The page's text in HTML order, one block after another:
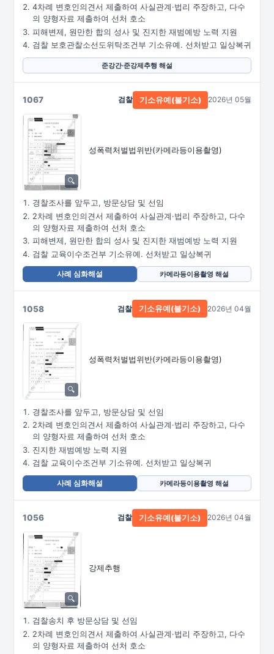
4차례 변호인의견서 제출하여 사실관계·법리 주장하고, 다수
의 양형자료 제출하여 선처 호소
피해변제, 원만한 합의 성사 및 진지한 재범예방 노력 지원
검찰 보호관찰소선도위탁조건부 기소유예. 선처받고 일상복귀
준강간·준강제추행 해설
1067
성폭력처벌법위반(카메라등이용촬영)
검찰 기소유예(불기소) 2026년 05월
경찰조사를 앞두고, 방문상담 및 선임
2차례 변호인의견서 제출하여 사실관계·법리 주장하고, 다수
의 양형자료 제출하여 선처 호소
피해변제, 원만한 합의 성사 및 진지한 재범예방 노력 지원
검찰 교육이수조건부 기소유예. 선처받고 일상복귀
사례 심화해설 카메라등이용촬영 해설
1058
성폭력처벌법위반(카메라등이용촬영)
검찰 기소유예(불기소) 2026년 04월
경찰조사를 앞두고, 방문상담 및 선임
2차례 변호인의견서 제출하여 사실관계·법리 주장하고, 다수
의 양형자료 제출하여 선처 호소
진지한 재범예방 노력 지원
검찰 교육이수조건부 기소유예. 선처받고 일상복귀
사례 심화해설 카메라등이용촬영 해설
1056
강제추행
검찰 기소유예(불기소) 2026년 04월
검찰송치 후 방문상담 및 선임
2차례 변호인의견서 제출하여 사실관계·법리 주장하고, 다수
의 양형자료 제출하여 선처 호소